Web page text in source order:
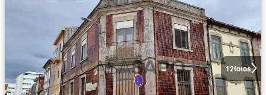
12fotos